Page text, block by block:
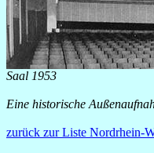
Saal 1953
Eine historische
zurück zur Liste Nordrhein-